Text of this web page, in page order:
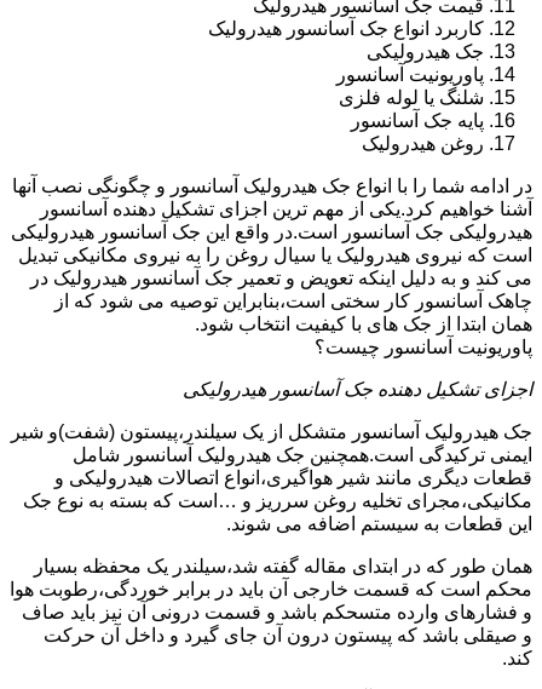
قیمت جک آسانسور هیدرولیک
کاربرد انواع جک آسانسور هیدرولیک
جک هیدرولیکی
پاوریونیت آسانسور
شلنگ یا لوله فلزی
پایه جک آسانسور
روغن هیدرولیک
در ادامه شما را با انواع جک هیدرولیک آسانسور و چگونگی نصب آنها
آشنا خواهیم کرد.یکی از مهم ترین اجزای تشکیل دهنده آسانسور
هیدرولیکی جک آسانسور است.در واقع این جک آسانسور هیدرولیکی
است که نیروی هیدرولیک یا سیال روغن را به نیروی مکانیکی تبدیل
می کند و به دلیل اینکه تعویض و تعمیر جک آسانسور هیدرولیک در
چاهک آسانسور کار سختی است،بنابراین توصیه می شود که از
همان ابتدا از جک های با کیفیت انتخاب شود.
پاوریونیت آسانسور چیست؟
اجزای تشکیل دهنده جک آسانسور هیدرولیکی
جک هیدرولیک آسانسور متشکل از یک سیلندر،پیستون (شفت)و شیر
ایمنی ترکیدگی است.همچنین جک هیدرولیک آسانسور شامل
قطعات دیگری مانند شیر هواگیری،انواع اتصالات هیدرولیکی و
مکانیکی،مجرای تخلیه روغن سرریز و …است که بسته به نوع جک
این قطعات به سیستم اضافه می شوند.
همان طور که در ابتدای مقاله گفته شد،سیلندر یک محفظه بسیار
محکم است که قسمت خارجی آن باید در برابر خوردگی،رطوبت هوا
و فشارهای وارده متسحکم باشد و قسمت درونی آن نیز باید صاف
و صیقلی باشد که پیستون درون آن جای گیرد و داخل آن حرکت
کند.